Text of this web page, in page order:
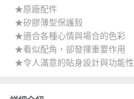
★原廠配件
★矽膠薄型保護殼
★適合各種心情與場合的色彩
★看似配角，卻發揮重要作用
★令人滿意的貼身設計與功能性